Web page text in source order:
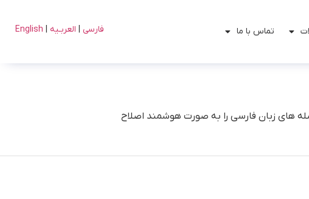
تماس با ما فارسی | العربـیه |
English
های زبان فارسی را به صورت هوشمند اصلاح